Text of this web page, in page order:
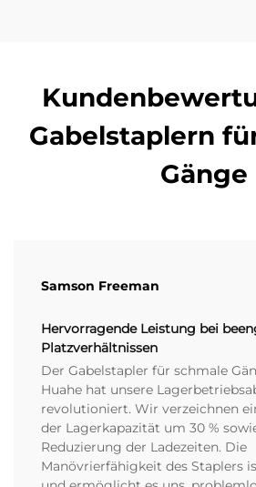
Gabelstaplern
Gänge
Samson Freeman
Hervorragende Leistung bei
Platzverhältnissen
Der Gabelstapler für schmale
Huahe hat unsere
revolutioniert. Wir verzeichnen
der Lagerkapazität um 30 %
Reduzierung der Ladezeiten. Die
Manövrierfähigkeit des Staplers